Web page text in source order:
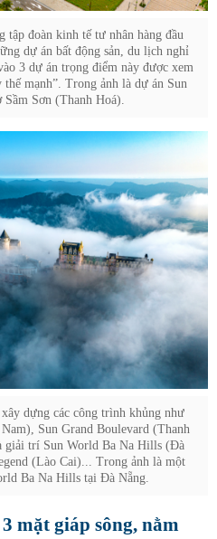
tập đoàn kinh tế tư nhân hàng đầu
dự án bất động sản, du lịch nghỉ
3 dự án trọng điểm này được xem
mạnh”. Trong ảnh là dự án Sun
Sầm Sơn (Thanh Hoá).
dựng các công trình khủng như
Sun Grand Boulevard (Thanh
giải trí Sun World Ba Na Hills (Đà
(Lào Cai)... Trong ảnh là một
Ba Na Hills tại Đà Nẵng.
mặt giáp sông, nằm